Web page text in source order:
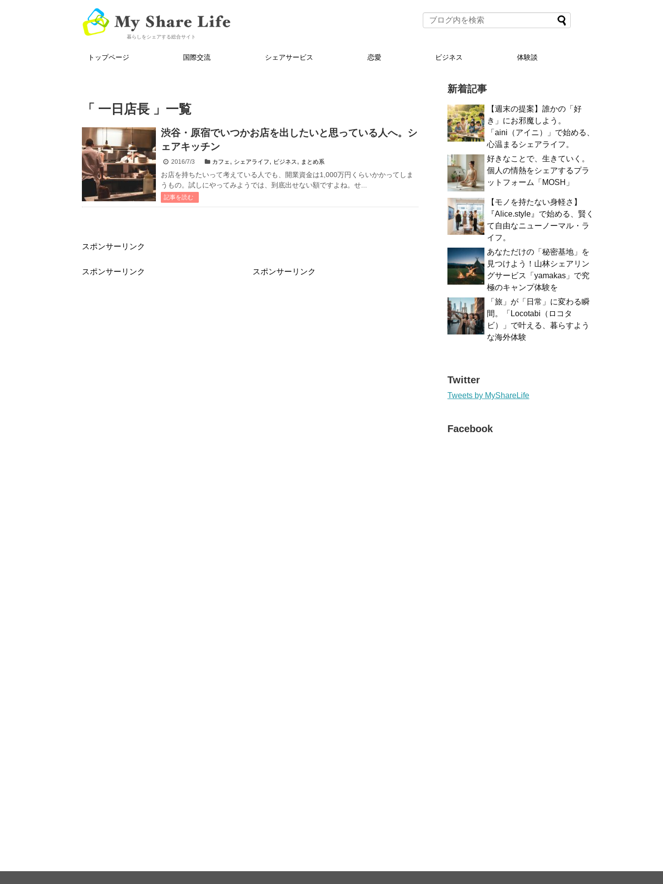
暮らしをシェアする総合サイト
トップページ 国際交流 シェアサービス 恋愛 ビジネス 体験談
「 一日店長 」一覧
渋谷・原宿でいつかお店を出したいと思っている人へ。シ
ェアキッチン
2016/7/3 カフェ, シェアライフ, ビジネス, まとめ系
お店を持ちたいって考えている人でも、開業資金は1,000万円くらいかかってしま
うもの。試しにやってみようでは、到底出せない額ですよね。せ...
記事を読む
スポンサーリンク
スポンサーリンク スポンサーリンク
新着記事
【週末の提案】誰かの「好
き」にお邪魔しよう。
「aini（アイニ）」で始める、
心温まるシェアライフ。
好きなことで、生きていく。
個人の情熱をシェアするプラ
ットフォーム「MOSH」
【モノを持たない身軽さ】
『Alice.style』で始める、賢く
て自由なニューノーマル・ラ
イフ。
あなただけの「秘密基地」を
見つけよう！山林シェアリン
グサービス「yamakas」で究
極のキャンプ体験を
「旅」が「日常」に変わる瞬
間。「Locotabi（ロコタ
ビ）」で叶える、暮らすよう
な海外体験
Twitter
Tweets by MyShareLife
Facebook